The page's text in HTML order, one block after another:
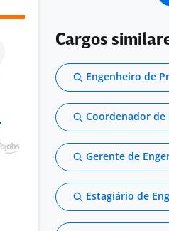
Cargos
Engenheiro de
Coordenador de
Gerente de
Estagiário de